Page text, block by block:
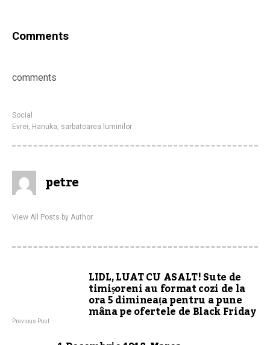
Comments
comments
Social
Evrei, Hanuka, sarbatoarea luminilor
petre
View All Posts by Author
LIDL, LUAT CU ASALT! Sute de
timișoreni au format cozi de la
ora 5 dimineața pentru a pune
mâna pe ofertele de Black Friday
Previous Post